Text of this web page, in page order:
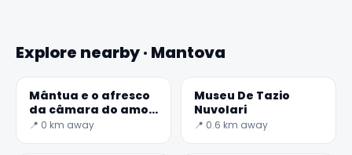
Explore nearby · Mantova
Mântua e o afresco
da câmara do amor
e da psique
📍 0 km away
Museu De Tazio
Nuvolari
📍 0.6 km away